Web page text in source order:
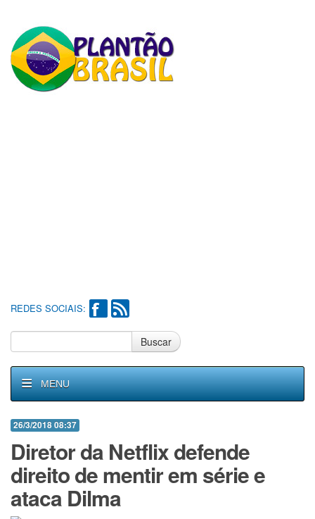
REDES SOCIAIS:
Buscar
MENU
26/3/2018 08:37
Diretor da Netflix defende
direito de mentir em série e
ataca Dilma